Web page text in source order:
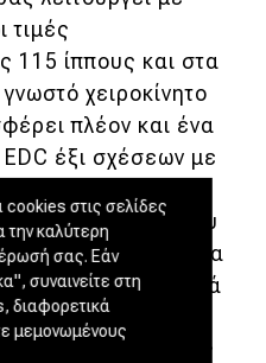
τιμές
115 ίππους και στα
χειροκίνητο
πλέον και ένα
έξι σχέσεων με
επιτρέποντας
υγραερίου
Μια δυνατότητα
προηγούμενη γενιά
μοντέλου. Ακριβώς
cookies στις σελίδες
την καλύτερη
σας. Εάν
συναινείτε στη
διαφορετικά
μεμονωμένους